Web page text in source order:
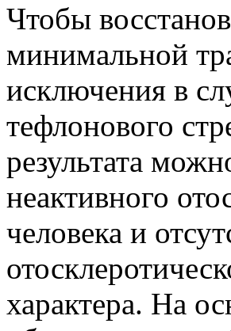
Чтобы
минимальной
исключения в
тефлонового
результата
неактивного
человека и
характера. На